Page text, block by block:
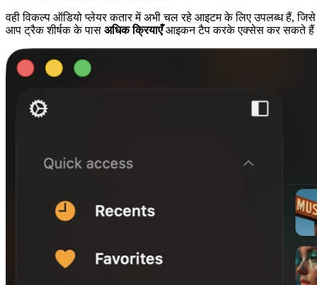
वही विकल्प ऑडियो प्लेयर कतार में अभी चल रहे आइटम के लिए उपलब्ध हैं, जिसे
आप ट्रैक शीर्षक के पास अधिक क्रियाएँआइकन टैप करके एक्सेस कर सकते